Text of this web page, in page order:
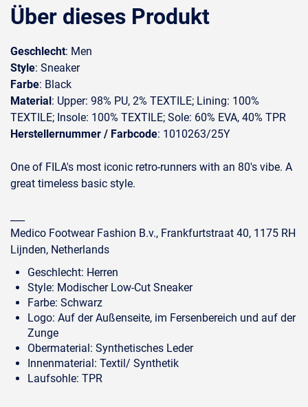
Über dieses Produkt
Geschlecht: Men
Style: Sneaker
Farbe: Black
Material: Upper: 98% PU, 2% TEXTILE; Lining: 100%
TEXTILE; Insole: 100% TEXTILE; Sole: 60% EVA, 40% TPR
Herstellernummer / Farbcode: 1010263/25Y
One of FILA's most iconic retro-runners with an 80's vibe. A
great timeless basic style.
Medico Footwear Fashion B.v., Frankfurtstraat 40, 1175 RH
Lijnden, Netherlands
Geschlecht: Herren
Style: Modischer Low-Cut Sneaker
Farbe: Schwarz
Logo: Auf der Außenseite, im Fersenbereich und auf der
Zunge
Obermaterial: Synthetisches Leder
Innenmaterial: Textil/ Synthetik
Laufsohle: TPR